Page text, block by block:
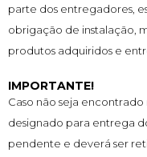
parte dos entregadores,
obrigação de instalação,
produtos adquiridos e
IMPORTANTE!
Caso não seja
designado para entrega
pendente e deverá ser